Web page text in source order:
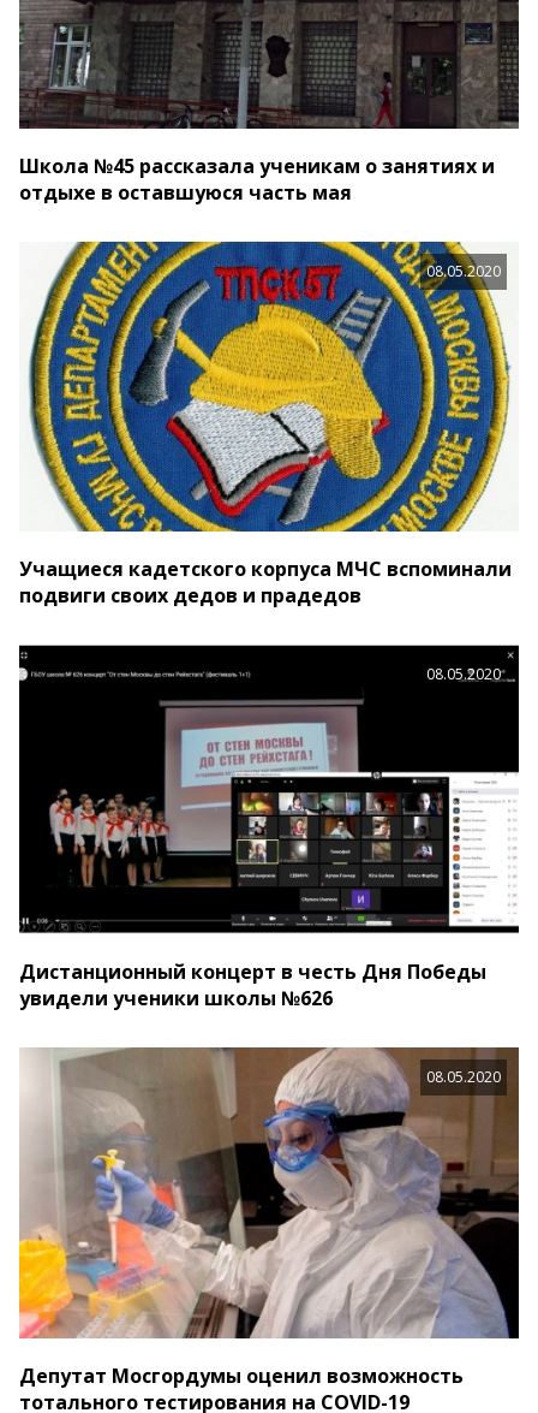
Школа №45 рассказала ученикам о занятиях и
отдыхе в оставшуюся часть мая
08.05.2020
Учащиеся кадетского корпуса МЧС вспоминали
подвиги своих дедов и прадедов
08.05.2020
Дистанционный концерт в честь Дня Победы
увидели ученики школы №626
08.05.2020
Депутат Мосгордумы оценил возможность
тотального тестирования на COVID-19